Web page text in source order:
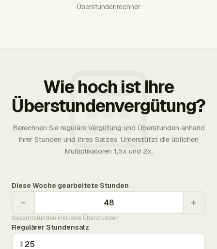
Überstundenrechner
Wie hoch ist Ihre
Überstundenvergütung?
Berechnen Sie reguläre Vergütung und Überstunden anhand
Ihrer Stunden und Ihres Satzes. Unterstützt die üblichen
Multiplikatoren 1,5x und 2x.
Diese Woche gearbeitete Stunden
− +
Gesamtstunden inklusive Überstunden
Regulärer Stundensatz
$